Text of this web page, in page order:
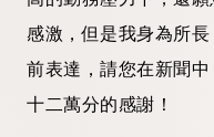
感激，但是我身為所
前表達，請您在新聞
十二萬分的感謝！